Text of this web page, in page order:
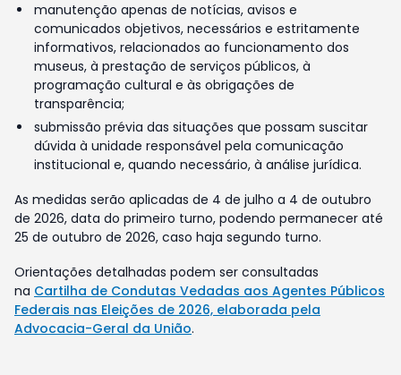
manutenção apenas de notícias, avisos e
comunicados objetivos, necessários e estritamente
informativos, relacionados ao funcionamento dos
museus, à prestação de serviços públicos, à
programação cultural e às obrigações de
transparência;
submissão prévia das situações que possam suscitar
dúvida à unidade responsável pela comunicação
institucional e, quando necessário, à análise jurídica.
As medidas serão aplicadas de 4 de julho a 4 de outubro
de 2026, data do primeiro turno, podendo permanecer até
25 de outubro de 2026, caso haja segundo turno.
Orientações detalhadas podem ser consultadas
na Cartilha de Condutas Vedadas aos Agentes Públicos
Federais nas Eleições de 2026, elaborada pela
Advocacia-Geral da União.